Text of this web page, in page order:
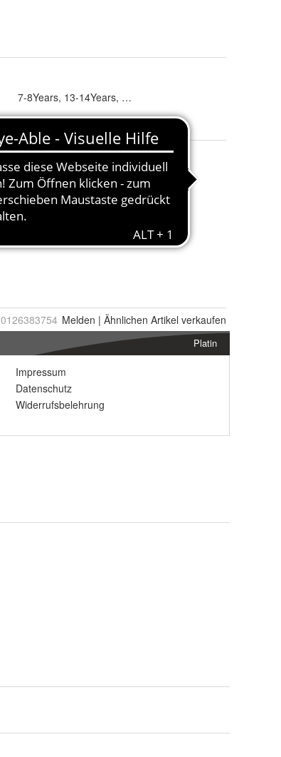
0126383754 Melden | Ähnlichen Artikel verkaufen
Platin
Impressum
Datenschutz
Widerrufsbelehrung